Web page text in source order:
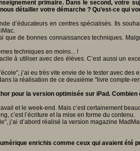
primaire. Dans le second, votre
détailler votre démarche ? Qu’est-ce qui
d’éducateurs en centres spécialisés. Ils
de bonnes connaissances techniques.
techniques en moins... !
à utiliser avec des élèves. C’est aussi un
j’ai eu très vite envie de le tester avec
la réalisation de ce deuxième "livre compte-
pour la version optimisée sur iPad.
et le week-end. Mais c’est certainement
c’est l’écriture et la mise en forme du contenu.
j’ai d’abord réalisé la version magazine
enrichis comme ceux qui avaient